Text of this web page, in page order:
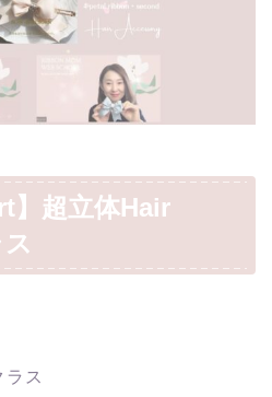
】超立体Hair
ス